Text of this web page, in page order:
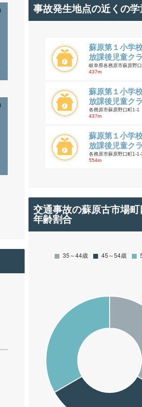
事故発生地点の近くの学
蘇原第１小学
放課後児童ク
岐阜県各務原市蘇原野
437m
蘇原第１小学
放課後児童ク
各務原市蘇原野口町1-1
437m
蘇原第１小学
放課後児童ク
各務原市蘇原野口町1-1-
554m
交通事故の蘇原古市場
年齢割合